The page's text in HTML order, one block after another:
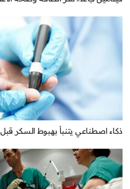
ذكاء اصطناعي يتنبأ بهبوط السكر قبل 24 ساعة